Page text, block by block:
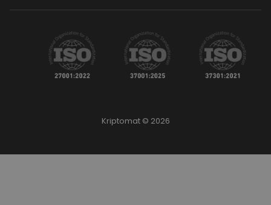
Kriptomat © 2026